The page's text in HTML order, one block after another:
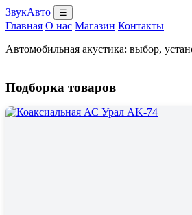
ЗвукАвто ☰
Главная О нас Магазин Контакты
Автомобильная акустика: выбор,
Подборка товаров